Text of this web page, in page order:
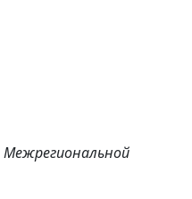
Межрегиональной